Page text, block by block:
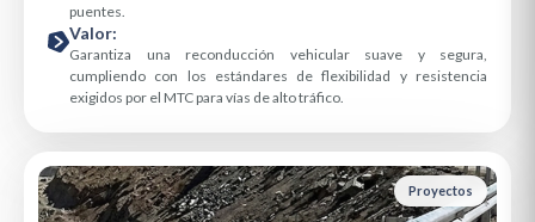
puentes.
Valor:
Garantiza una reconducción vehicular suave y segura,
cumpliendo con los estándares de flexibilidad y resistencia
exigidos por el MTC para vías de alto tráfico.
Proyectos